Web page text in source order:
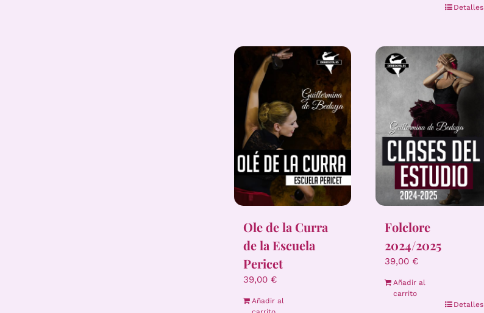
Detalles
Ole de la Curra
de la Escuela
Pericet
39,00 €
Añadir al
Folclore
2024/2025
39,00 €
Añadir al
carrito
Detalles